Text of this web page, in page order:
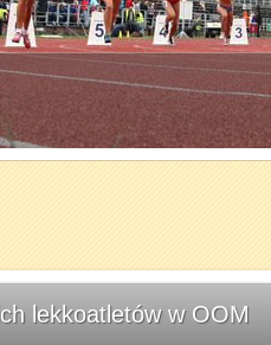
2 3 5 6 7
lekkoatletów w OOM